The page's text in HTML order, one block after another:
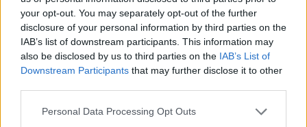
your opt-out. You may separately opt-out of the further
disclosure of your personal information by third parties on the
IAB’s list of downstream participants. This information may
also be disclosed by us to third parties on the IAB’s List of
Downstream Participants that may further disclose it to other
Personal Data Processing Opt Outs
Megint a luxusnyugdíjasok jártak a legjobban:
több százezer idős magyar viszont a tönk
szélére került